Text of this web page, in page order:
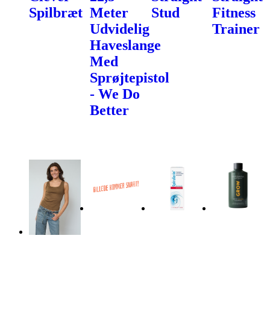
Spilbræt Meter
Udvidelig
Haveslange
Med
Sprøjtepistol
- We Do
Better
Stud
Fitness
Trainer